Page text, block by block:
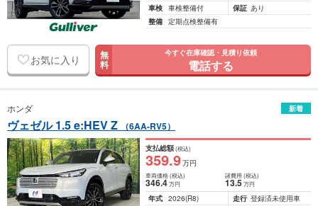
車検 車検整備付 保証 あり
整備 定期点検整備有
お気に入り 無
料
今すぐ在庫確認・見積り依頼
電話する
ホンダ 新着
ヴェゼル 1.5 e:HEV Z （6AA-RV5）
支払総額(税込)
359.9万円
車両価格(税込)
346.4万円
諸費用 (税込)
13.5 万円
年式 2026(R8) 走行 登録済未使用車